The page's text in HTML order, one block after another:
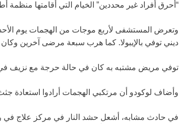
“أحرق أفراد غير محددين” الخيام التي أقامتها
وتعرض المستشفى لأربع موجات من الهجمات يوم
ديني توفي بالإيبولا. كما هرب سبعة مرضى آخرين وكان
توفي مريض مشتبه به كان في حالة حرجة مع نزيف في
وأضاف لوكودو أن مرتكبي الهجمات أرادوا استعادة جثث
في حادث مشابه، أشعل حشد النار في مركز علاج في